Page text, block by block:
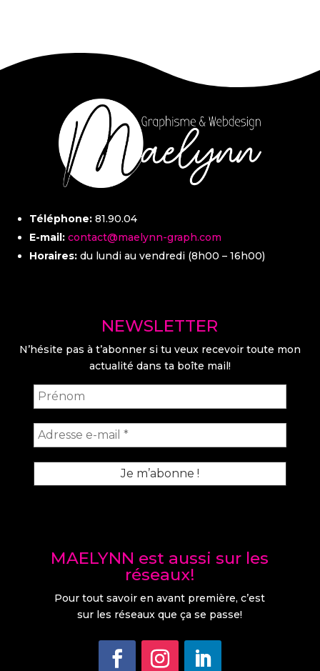
Téléphone:81.90.04
E-mail: contact@maelynn-graph.com
Horaires:du lundi au vendredi (8h00 – 16h00)
NEWSLETTER
N’hésite pas à t’abonner si tu veux recevoir toute mon
actualité dans ta boîte mail!
MAELYNN est aussi sur les
réseaux!
Pour tout savoir en avant première, c’est
sur les réseaux que ça se passe!